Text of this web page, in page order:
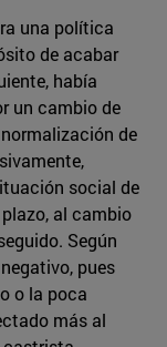
una política
de acabar
había
un cambio de
de
social de
al cambio
Según
pues
o la poca
más al